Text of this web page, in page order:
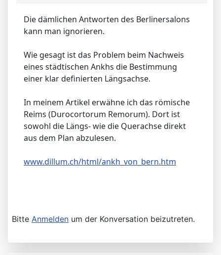
Die dämlichen Antworten des Berlinersalons
kann man ignorieren.
Wie gesagt ist das Problem beim Nachweis
eines städtischen Ankhs die Bestimmung
einer klar definierten Längsachse.
In meinem Artikel erwähne ich das römische
Reims (Durocortorum Remorum). Dort ist
sowohl die Längs- wie die Querachse direkt
aus dem Plan abzulesen.
www.dillum.ch/html/ankh_von_bern.htm
Bitte Anmelden um der Konversation beizutreten.